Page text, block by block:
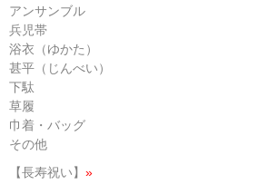
アンサンブル
兵児帯
浴衣（ゆかた）
甚平（じんべい）
下駄
草履
巾着・バッグ
その他
【長寿祝い】 »